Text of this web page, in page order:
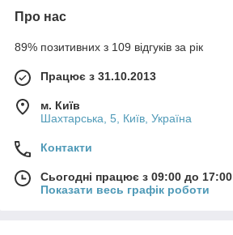
Про нас
89% позитивних з 109 відгуків за рік
Працює з 31.10.2013
м. Київ
Шахтарська, 5, Київ, Україна
Контакти
Сьогодні працює з 09:00 до 17:00
Показати весь графік роботи